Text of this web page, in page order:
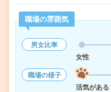
職場の雰囲気
男女比率
女性
職場の様子
活気がある